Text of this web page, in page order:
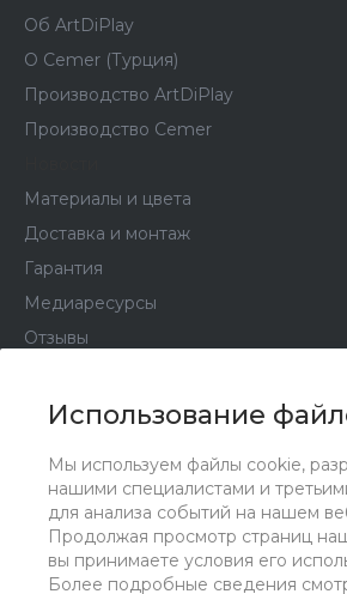
Использование
Мы используем файлы cookie,
нашими специалистами и
для анализа событий на нашем
Продолжая просмотр страниц
вы принимаете условия его
Более подробные сведения
Об ArtDiPlay
О Сemer (Турция)
Производство ArtDiPlay
Производство Cemer
Материалы и цвета
Доставка и монтаж
Гарантия
Медиаресурсы
Отзывы
Политика конфиденциальности
Пользовательское соглашение
Каталог